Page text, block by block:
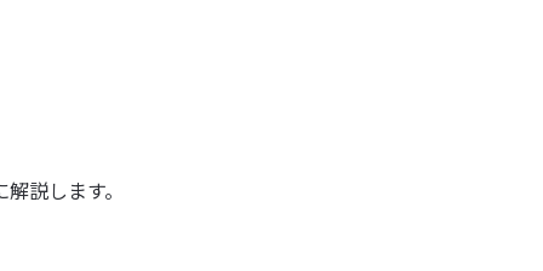
説します。